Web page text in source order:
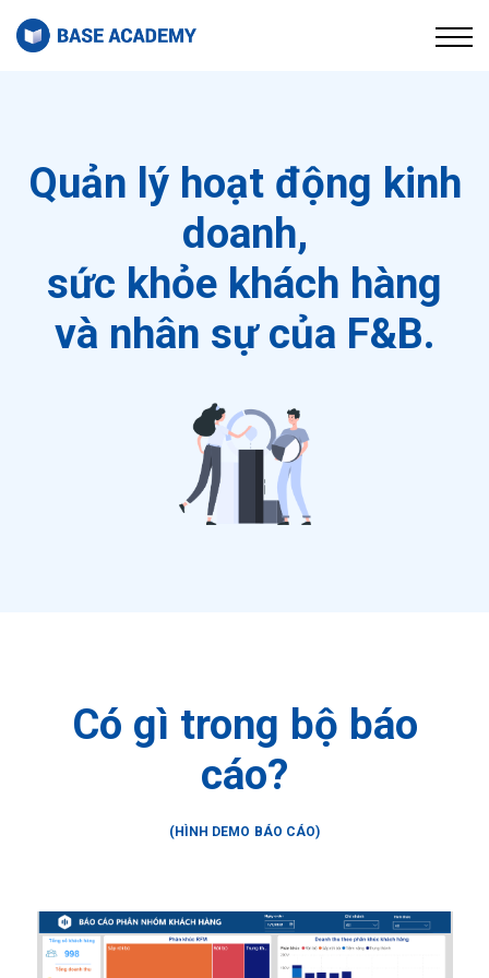
Về chúng tôi
Quản lý hoạt động kinh
doanh,
sức khỏe khách hàng
và nhân sự của F&B.
Có gì trong bộ báo
cáo?
(HÌNH DEMO BÁO CÁO)